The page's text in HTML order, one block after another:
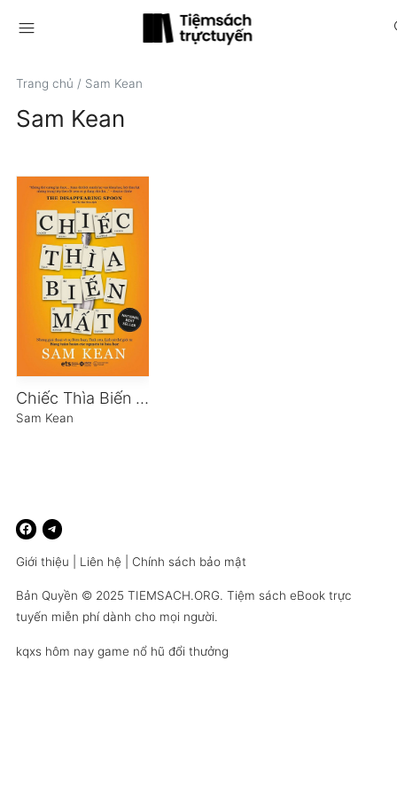
menu
Trang chủ / Sam Kean
Sam Kean
Chiếc Thìa Biến Mất
Sam Kean
Giới thiệu Liên hệ Chính sách bảo mật
Bản Quyền © 2025 TIEMSACH.ORG. Tiệm sách eBook trực
tuyến miễn phí dành cho mọi người.
kqxs hôm nay game nổ hũ đổi thưởng